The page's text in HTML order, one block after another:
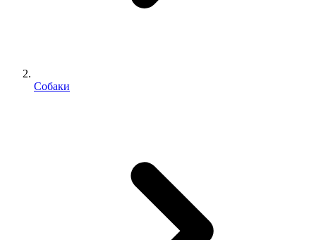
Собаки